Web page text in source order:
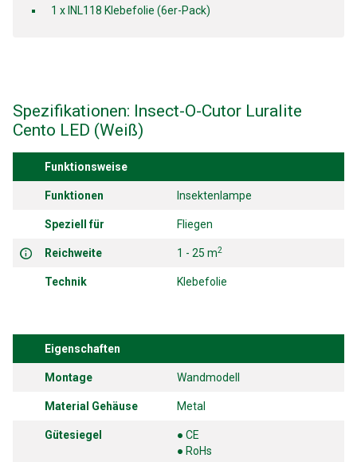
1 x INL118 Klebefolie (6er-Pack)
Spezifikationen: Insect-O-Cutor Luralite
Cento LED (Weiß)
Funktionsweise
Funktionen Insektenlampe
Speziell für Fliegen
Reichweite 1 - 25 m2
Technik Klebefolie
Eigenschaften
Montage Wandmodell
Material Gehäuse Metal
Gütesiegel
● CE
● RoHs